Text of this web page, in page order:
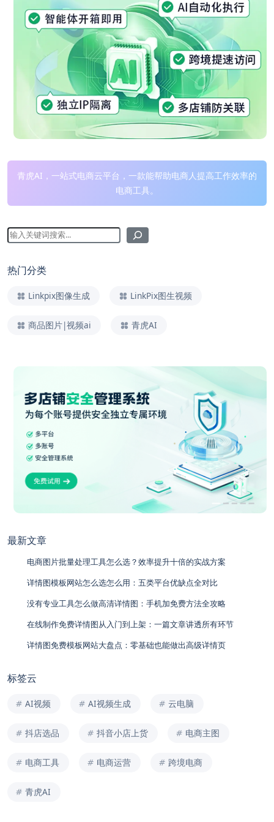
青虎AI，一站式电商云平台，一款能帮助电商人提高工作效率的
电商工具。
热门分类
Linkpix图像生成 LinkPix图生视频
商品图片|视频ai 青虎AI
最新文章
电商图片批量处理工具怎么选？效率提升十倍的实战方案
详情图模板网站怎么选怎么用：五类平台优缺点全对比
没有专业工具怎么做高清详情图：手机加免费方法全攻略
在线制作免费详情图从入门到上架：一篇文章讲透所有环节
详情图免费模板网站大盘点：零基础也能做出高级详情页
标签云
AI视频 AI视频生成 云电脑
抖店选品 抖音小店上货 电商主图
电商工具 电商运营 跨境电商
青虎AI